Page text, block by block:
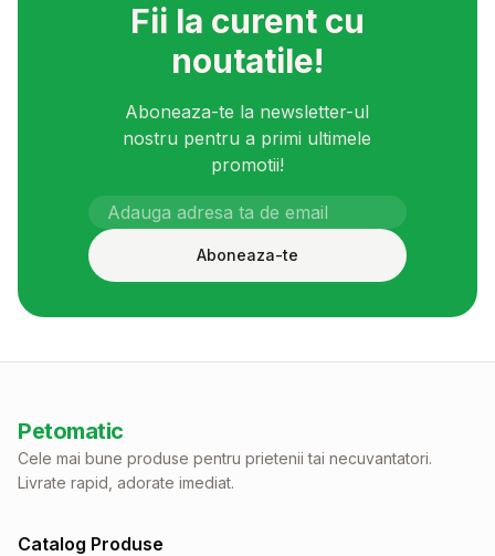
Fii la curent cu
noutatile!
Aboneaza-te la newsletter-ul
nostru pentru a primi ultimele
promotii!
Aboneaza-te
Petomatic
Cele mai bune produse pentru prietenii tai necuvantatori.
Livrate rapid, adorate imediat.
Catalog Produse